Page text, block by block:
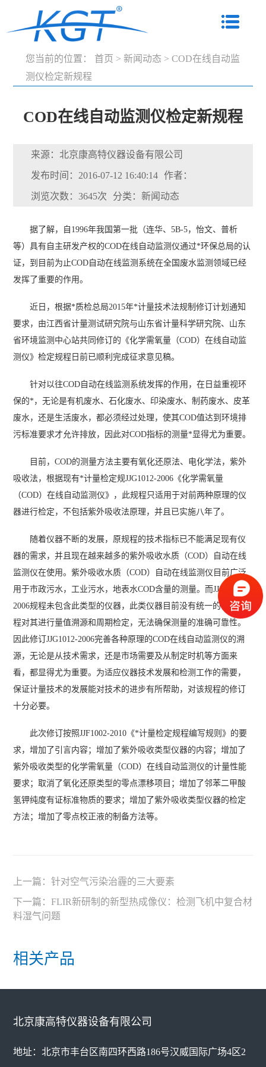
您当前的位置： 首页 > 新闻动态 > COD在线自动监
测仪检定新规程
COD在线自动监测仪检定新规程
来源：北京康高特仪器设备有限公司
发布时间：2016-07-12 16:40:14 作者：
浏览次数：3645次 分类：新闻动态
据了解，自1996年我国第一批（连华、5B-5，怡文、普析
等）具有自主研发产权的COD在线自动监测仪通过*环保总局的认
证，到目前为止COD自动在线监测系统在全国废水监测领域已经
发挥了重要的作用。
近日，根据*质检总局2015年*计量技术法规制修订计划通知
要求，由江西省计量测试研究院与山东省计量科学研究院、山东
省环境监测中心站共同修订的《化学需氧量（COD）在线自动监
测仪》检定规程日前已顺利完成征求意见稿。
针对以往COD自动在线监测系统发挥的作用，在日益重视环
保的*，无论是有机废水、石化废水、印染废水、制药废水、皮革
废水，还是生活废水，都必须经过处理，使其COD值达到环境排
污标准要求才允许排放，因此对COD指标的测量*显得尤为重要。
目前，COD的测量方法主要有氧化还原法、电化学法，紫外
吸收法，根据现有*计量检定规JJG1012-2006《化学需氧量
（COD）在线自动监测仪》，此规程只适用于对前两种原理的仪
器进行检定，不包括紫外吸收法原理，并且已实施八年了。
随着仪器不断的发展，原规程的技术指标已不能满足现有仪
器的需求，并且现在越来越多的紫外吸收水质（COD）自动在线
监测仪在使用。紫外吸收水质（COD）自动在线监测仪目前广泛
用于市政污水，工业污水，地表水COD含量的测量。而JJG1012-
2006规程未包含此类型的仪器，此类仪器目前没有统一的检定规
程对其进行量值溯源和周期检定，无法确保测量的准确可靠性。
因此修订JJG1012-2006完善各种原理的COD在线自动监测仪的溯
源，无论是从技术需求，还是市场需要及从制定时机等方面来
看，都显得尤为重要。为适应仪器技术发展和检测工作的需要，
保证计量技术的发展能对技术的进步有所帮助，对该规程的修订
十分必要。
此次修订按照JJF1002-2010《*计量检定规程编写规则》的要
求，增加了引言内容；增加了紫外吸收类型仪器的内容；增加了
紫外吸收类型的化学需氧量（COD）在线自动监测仪的计量性能
要求；取消了氧化还原类型的零点漂移项目；增加了邻苯二甲酸
氢钾纯度有证标准物质的要求；增加了紫外吸收类型仪器的检定
方法；增加了零点校正液的制备方法等。
上一篇：针对空气污染治霾的三大要素
下一篇：FLIR新研制的新型热成像仪：检测飞机中复合材
料湿气问题
相关产品
北京康高特仪器设备有限公司
地址：北京市丰台区南四环西路186号汉威国际广场4区2